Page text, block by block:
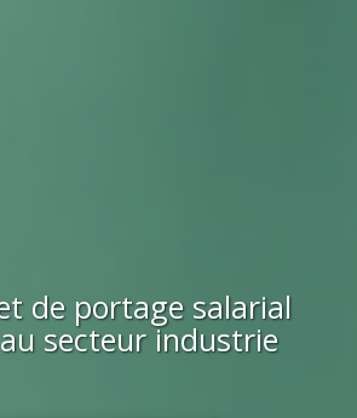
de portage salarial
secteurindustrie